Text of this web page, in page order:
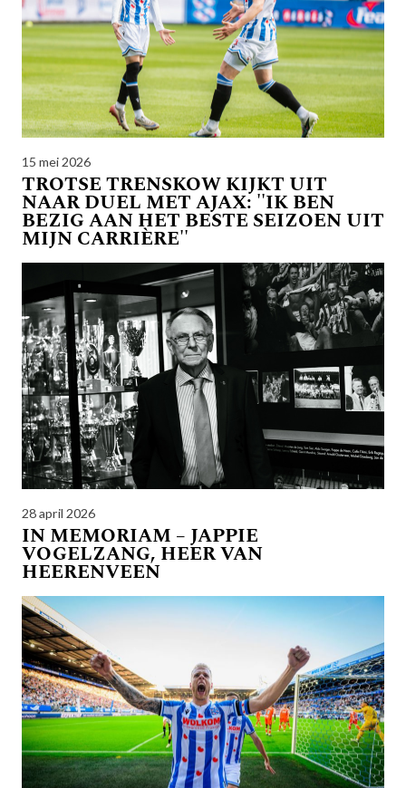
15 mei 2026
TROTSE TRENSKOW KIJKT UIT
NAAR DUEL MET AJAX: ''IK BEN
BEZIG AAN HET BESTE SEIZOEN UIT
MIJN CARRIÈRE''
28 april 2026
IN MEMORIAM – JAPPIE
VOGELZANG, HEER VAN
HEERENVEEN